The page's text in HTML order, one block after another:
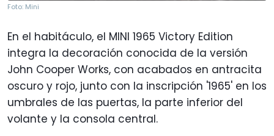
Foto: Mini
En el habitáculo, el MINI 1965 Victory Edition
integra la decoración conocida de la versión
John Cooper Works, con acabados en antracita
oscuro y rojo, junto con la inscripción '1965' en los
umbrales de las puertas, la parte inferior del
volante y la consola central.